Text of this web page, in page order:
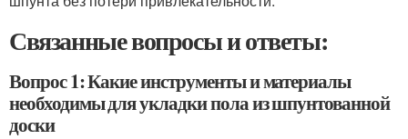
Связанные вопросы и ответы:
Вопрос 1: Какие инструменты и материалы
необходимы для укладки пола из шпунтованной
доски